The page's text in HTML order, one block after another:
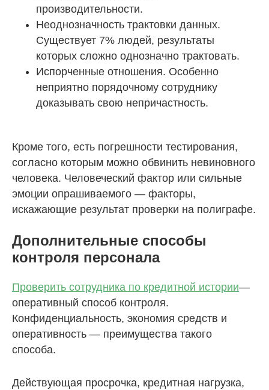
производительности.
Неоднозначность трактовки данных.
Существует 7% людей, результаты
которых сложно однозначно трактовать.
Испорченные отношения. Особенно
неприятно порядочному сотруднику
доказывать свою непричастность.
Кроме того, есть погрешности тестирования,
согласно которым можно обвинить невиновного
человека. Человеческий фактор или сильные
эмоции опрашиваемого — факторы,
искажающие результат проверки на полиграфе.
Дополнительные способы
контроля персонала
Проверить сотрудника по кредитной истории—
оперативный способ контроля.
Конфиденциальность, экономия средств и
оперативность — преимущества такого
способа.
Действующая просрочка, кредитная нагрузка,